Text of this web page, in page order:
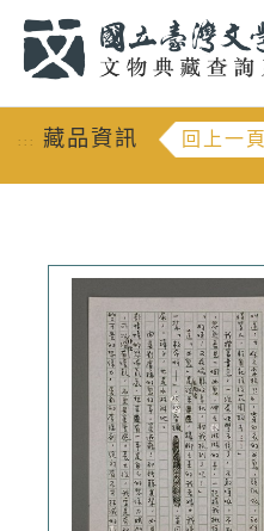
::: 藏品資訊 回上一頁